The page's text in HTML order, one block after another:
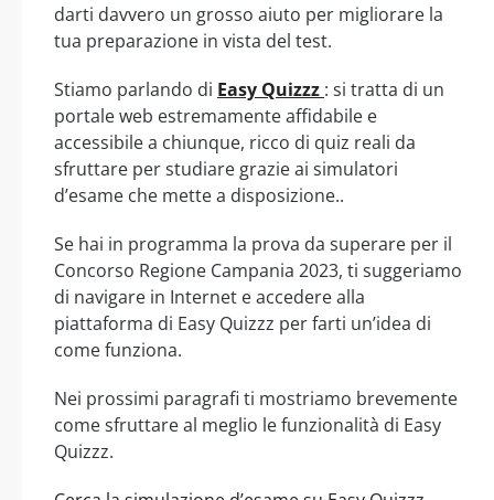
darti davvero un grosso aiuto per migliorare la
tua preparazione in vista del test.
Stiamo parlando di Easy Quizzz : si tratta di un
portale web estremamente affidabile e
accessibile a chiunque, ricco di quiz reali da
sfruttare per studiare grazie ai simulatori
d’esame che mette a disposizione..
Se hai in programma la prova da superare per il
Concorso Regione Campania 2023, ti suggeriamo
di navigare in Internet e accedere alla
piattaforma di Easy Quizzz per farti un’idea di
come funziona.
Nei prossimi paragrafi ti mostriamo brevemente
come sfruttare al meglio le funzionalità di Easy
Quizzz.